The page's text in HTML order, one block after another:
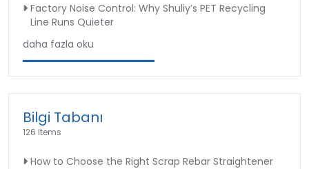
Factory Noise Control: Why Shuliy’s PET Recycling
Line Runs Quieter
daha fazla oku
Bilgi Tabanı
126 Items
How to Choose the Right Scrap Rebar Straightener